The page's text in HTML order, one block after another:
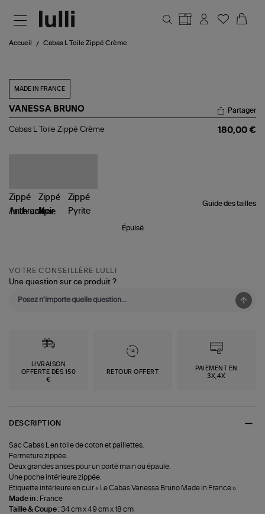
Accueil Cabas L Toile Zippé Crème
MADE IN FRANCE
VANESSA BRUNO
Cabas
Partager
Cabas L Toile Zippé Crème 180,00 €
Guide des tailles
Tailleunique
Épuisé
VOTRE CONSEILLÈRE LULLI
Une question sur ce produit ?
LIVRAISON
OFFERTE DÈS 150
€
RETOUR OFFERT
PAIEMENT EN
3X,4X
DESCRIPTION
Sac Cabas L en toile de coton et paillettes.
Fermeture zippée.
Deux grandes anses pour un porté main ou épaule.
Une poche intérieure zippée.
Etiquette intérieure en cuir « Le Cabas Vanessa Bruno Made in France ».
Made in : France
Taille & Coupe :34 cm x 49 cm x 18 cm